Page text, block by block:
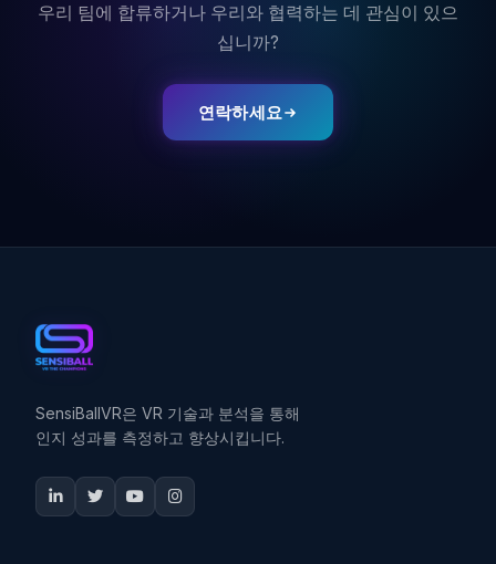
우리 팀에 합류하거나 우리와 협력하는 데 관심이 있으
십니까?
연락하세요
SensiBallVR은 VR 기술과 분석을 통해
인지 성과를 측정하고 향상시킵니다.